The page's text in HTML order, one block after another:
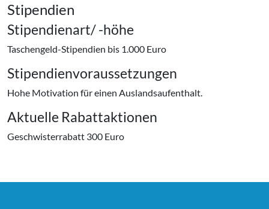
Stipendien
Stipendienart/ -höhe
Taschengeld-Stipendien bis 1.000 Euro
Stipendienvoraussetzungen
Hohe Motivation für einen Auslandsaufenthalt.
Aktuelle Rabattaktionen
Geschwisterrabatt 300 Euro